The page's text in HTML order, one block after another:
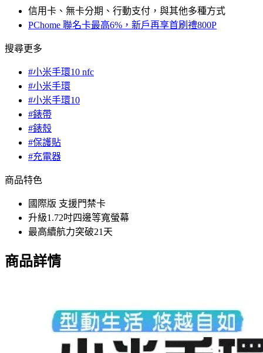
信用卡、無卡分期、行動支付，與其他多種方式
PChome 聯名卡最高6%，新戶再享首刷禮800P
搜尋更多
#小米手環10 nfc
#小米手環
#小米手環10
#錶帶
#錶殼
#保護貼
#充電器
商品特色
國際版 支援門禁卡
升級1.72吋四邊等寬螢幕
最高續航力突破21天
商品詳情